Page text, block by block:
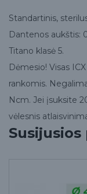
Standartinis,
Dantenos aukštis:
Titano klasė 5.
Dėmesio! Visas
rankomis.
Ncm. Jei įsuksite
vėlesnis
Susijusios